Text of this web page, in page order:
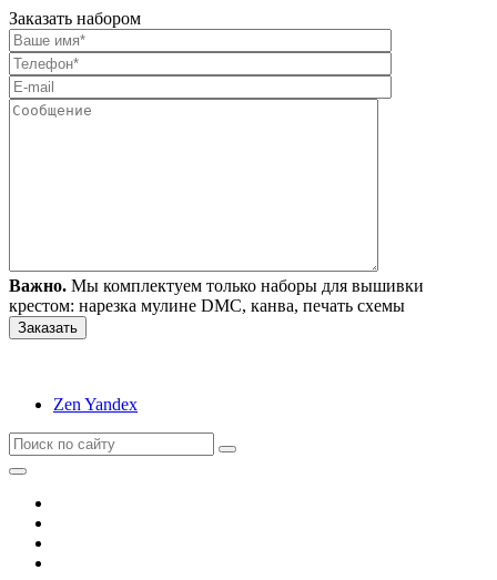
Заказать набором
Важно. Мы комплектуем только наборы для вышивки
крестом: нарезка мулине DMC, канва, печать схемы
Zen Yandex